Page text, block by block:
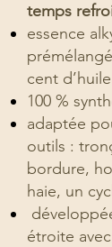
temps
essence
cent d’huile
100 %
adaptée
outils :
bordure,
haie, un
étroite